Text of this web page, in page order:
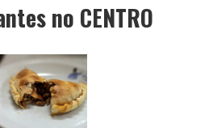
no CENTRO